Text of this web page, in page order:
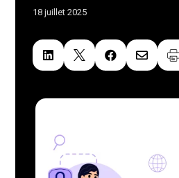
18 juillet 2025
   